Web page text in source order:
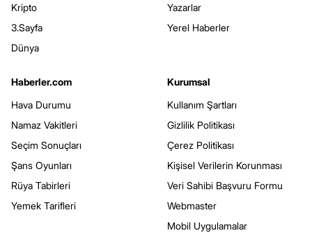
Kripto
3.Sayfa
Dünya
Yazarlar
Yerel Haberler
Haberler.com
Hava Durumu
Namaz Vakitleri
Seçim Sonuçları
Şans Oyunları
Rüya Tabirleri
Yemek Tarifleri
Kurumsal
Kullanım Şartları
Gizlilik Politikası
Çerez Politikası
Kişisel Verilerin Korunması
Veri Sahibi Başvuru Formu
Webmaster
Mobil Uygulamalar